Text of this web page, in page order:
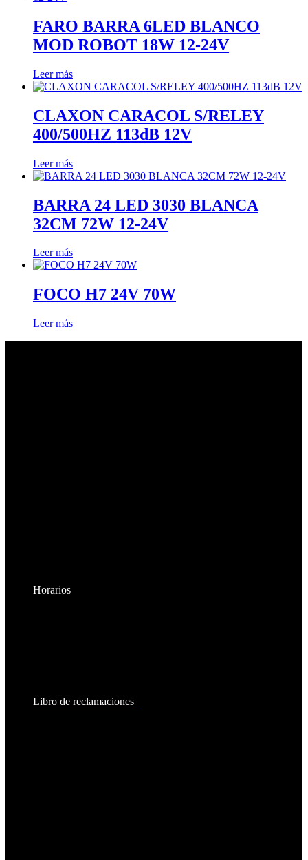
FARO BARRA 6LED BLANCO
MOD ROBOT 18W 12-24V
Leer más
CLAXON CARACOL S/RELEY
400/500HZ 113dB 12V
Leer más
BARRA 24 LED 3030 BLANCA
32CM 72W 12-24V
Leer más
FOCO H7 24V 70W
Leer más
Horarios
Libro de reclamaciones